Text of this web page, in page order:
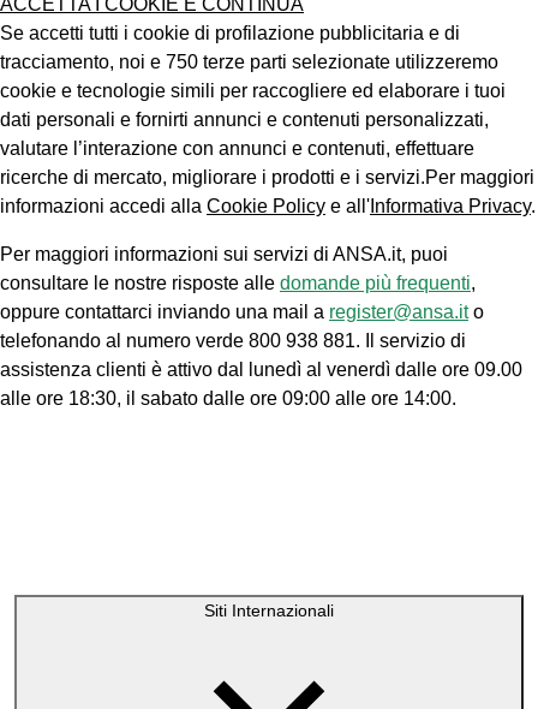
ACCETTA I COOKIE E CONTINUA
Se accetti tutti i cookie di profilazione pubblicitaria e di
tracciamento, noi e 750 terze parti selezionate utilizzeremo
cookie e tecnologie simili per raccogliere ed elaborare i tuoi
dati personali e fornirti annunci e contenuti personalizzati,
valutare l’interazione con annunci e contenuti, effettuare
ricerche di mercato, migliorare i prodotti e i servizi.Per maggiori
informazioni accedi alla Cookie Policy e all' Informativa Privacy.
Per maggiori informazioni sui servizi di ANSA.it, puoi
consultare le nostre risposte alle domande più frequenti,
oppure contattarci inviando una mail a register@ansa.ito
telefonando al numero verde 800 938 881. Il servizio di
assistenza clienti è attivo dal lunedì al venerdì dalle ore 09.00
alle ore 18:30, il sabato dalle ore 09:00 alle ore 14:00.
Siti Internazionali